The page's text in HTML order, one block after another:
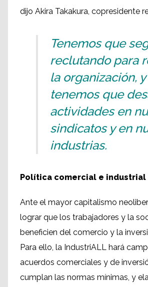
dijo Akira Takakura, copresidente
Tenemos que
reclutando para
la organización, y
tenemos que
actividades en
sindicatos y en
industrias.
Política comercial e industrial
Ante el mayor capitalismo
lograr que los trabajadores y la
beneficien del comercio y la
Para ello, la IndustriALL hará
acuerdos comerciales y de
cumplan las normas mínimas, y